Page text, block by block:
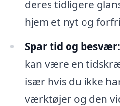
deres tidligere
hjem et nyt og
Spar tid og besvær:
kan være en
især hvis du ikke
værktøjer og den